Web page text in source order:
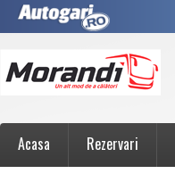
Acasa Rezervari